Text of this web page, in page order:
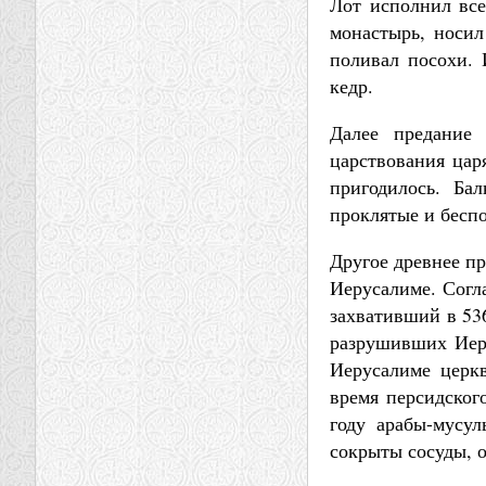
монастырь,
поливал
кедр.
Далее
царствования
пригодилось.
проклятые и
Другое древнее
Иерусалиме.
захвативший в
разрушивших
Иерусалиме
время
году арабы-
сокрыты сосуды,